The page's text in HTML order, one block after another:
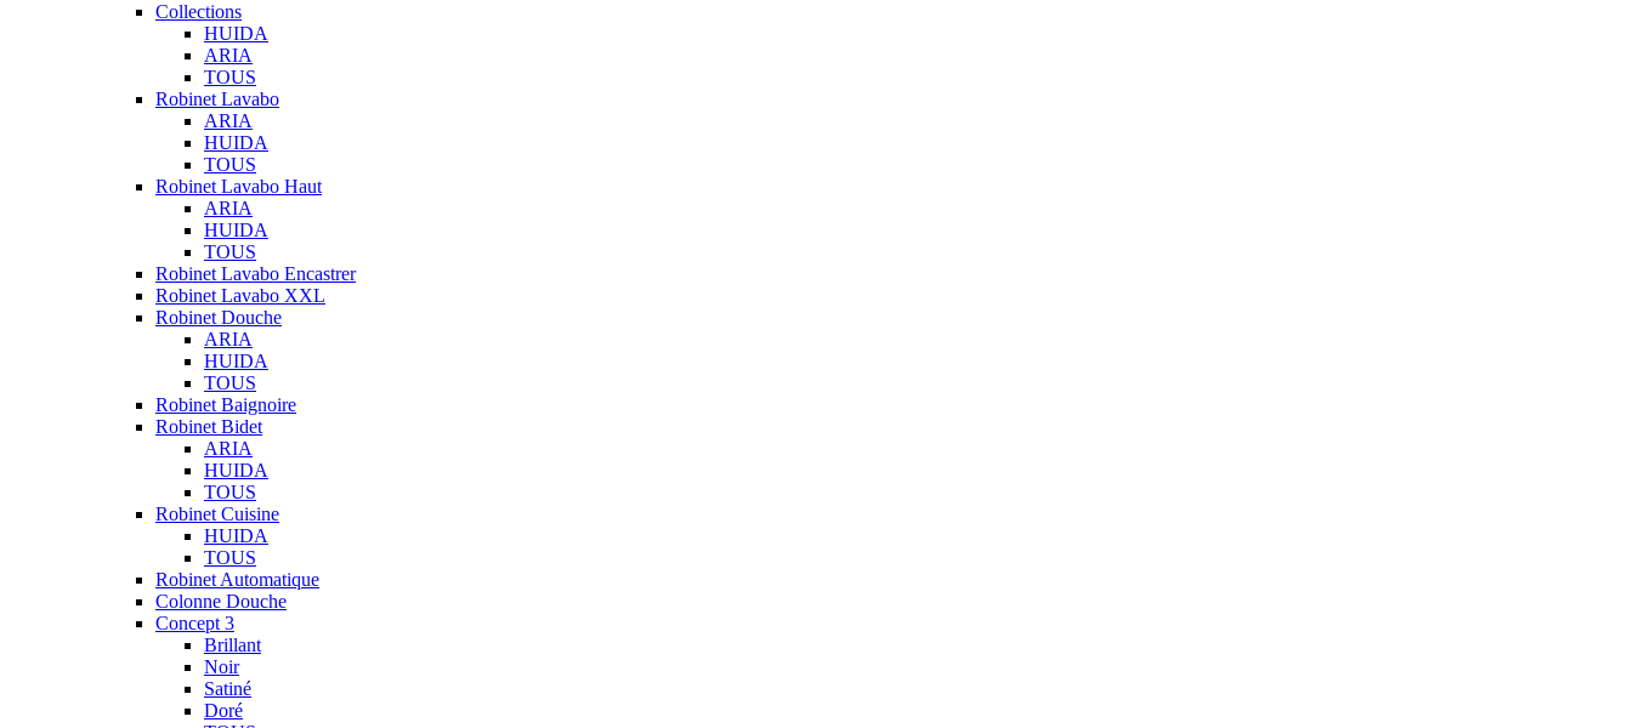
Collections
HUIDA
ARIA
TOUS
Robinet Lavabo
ARIA
HUIDA
TOUS
Robinet Lavabo Haut
ARIA
HUIDA
TOUS
Robinet Lavabo Encastrer
Robinet Lavabo XXL
Robinet Douche
ARIA
HUIDA
TOUS
Robinet Baignoire
Robinet Bidet
ARIA
HUIDA
TOUS
Robinet Cuisine
HUIDA
TOUS
Robinet Automatique
Colonne Douche
Concept 3
Brillant
Noir
Satiné
Doré